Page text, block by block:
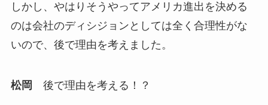
しかし、やはりそうやってアメリカ進出を決める
のは会社のディシジョンとしては全く合理性がな
いので、後で理由を考えました。
松岡 後で理由を考える！？